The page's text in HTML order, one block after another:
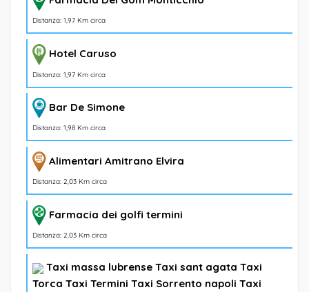
Distanza: 1,97 Km circa
Hotel Caruso
Distanza: 1,97 Km circa
Bar De Simone
Distanza: 1,98 Km circa
Alimentari Amitrano Elvira
Distanza: 2,03 Km circa
Farmacia dei golfi termini
Distanza: 2,03 Km circa
Taxi massa lubrense Taxi sant agata Taxi
Torca Taxi Termini Taxi Sorrento napoli Taxi